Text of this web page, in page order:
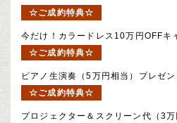
☆ご成約特典☆
今だけ！カラードレス10万円OFFキ
☆ご成約特典☆
ピアノ生演奏（5万円相当）プレゼン
☆ご成約特典☆
プロジェクター＆スクリーン代（3万